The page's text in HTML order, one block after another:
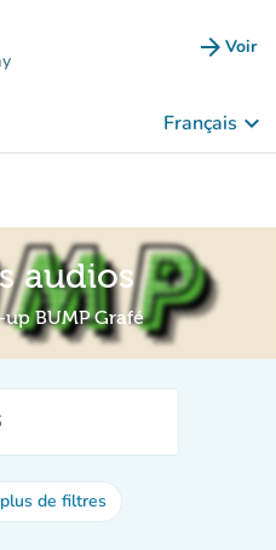
arrow_forward Voir
Français keyboard_arrow_down
audios
BUMP Grafé
de filtres